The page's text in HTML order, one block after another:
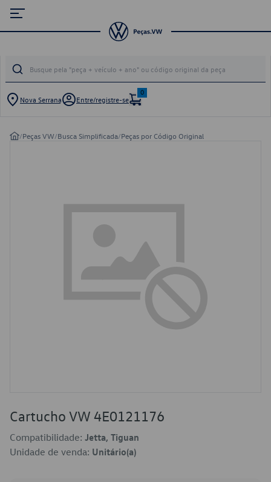
Nova Serrana Entre/registre-se
0
/Peças VW/Busca Simplificada/Peças por Código Original
Cartucho VW 4E0121176
Compatibilidade: Jetta, Tiguan
Unidade de venda: Unitário(a)